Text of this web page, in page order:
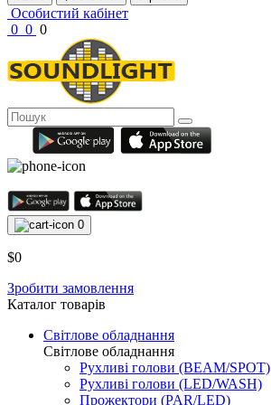
Особистий кабінет
0 0 0
0
$0
Зробити замовлення
Каталог товарів
Світлове обладнання
Світлове обладнання
Рухливі голови (BEAM/SPOT)
Рухливі голови (LED/WASH)
Прожектори (PAR/LED)